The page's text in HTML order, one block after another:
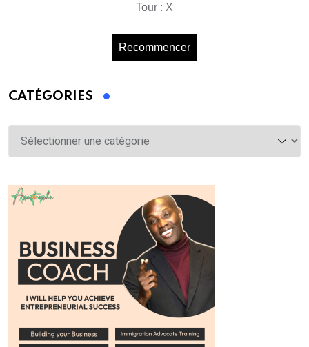
Tour : X
Recommencer
CATÉGORIES